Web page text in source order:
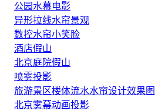
公园水幕电影
异形拉线水帘景观
数控水帘小笑脸
酒店假山
北京庭院假山
喷雾投影
旅游景区楼体流水水帘设计效果图
北京雾幕动画投影